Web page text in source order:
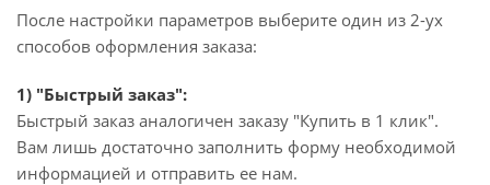
После настройки параметров выберите один из 2-ух
способов оформления заказа:
1) "Быстрый заказ":
Быстрый заказ аналогичен заказу "Купить в 1 клик".
Вам лишь достаточно заполнить форму необходимой
информацией и отправить ее нам.